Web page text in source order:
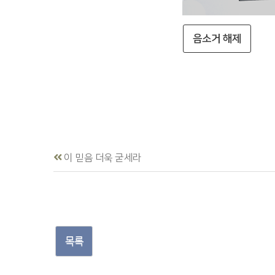
음소거 해제
이 믿음 더욱 굳세라
목록